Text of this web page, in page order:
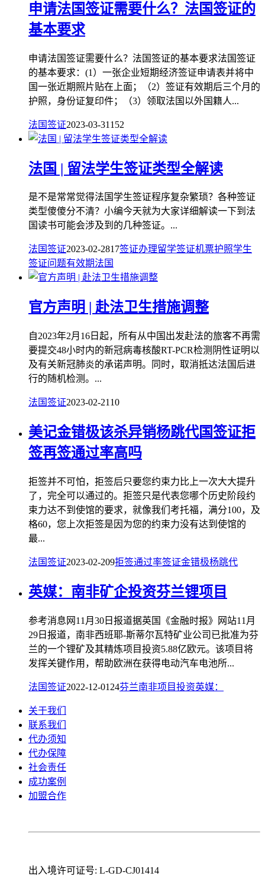
申请法国签证需要什么？法国签证的
基本要求
申请法国签证需要什么？法国签证的基本要求法国签证
的基本要求：(1）一张企业短期经济签证申请表并将中
国一张近期照片贴在上面；（2）签证有效期后三个月的
护照，身份证复印件；（3）领取法国以外国籍人...
法国签证2023-03-31 152
法国 | ​留法学生签证类型全解读
是不是常常觉得法国学生签证程序复杂繁琐？各种签证
类型傻傻分不清？小编今天就为大家详细解读一下到法
国读书可能会涉及到的几种签证。...
法国签证2023-02-2817签证办理留学签证机票护照学生
签证问题有效期法国
官方声明 | 赴法卫生措施调整
自2023年2月16日起，所有从中国出发赴法的旅客不再需
要提交48小时内的新冠病毒核酸RT-PCR检测阴性证明以
及有关新冠肺炎的承诺声明。同时，取消抵达法国后进
行的随机检测。...
法国签证2023-02-21 10
美记金错极该杀异销杨跳代国签证拒
签再签通过率高吗
拒签并不可怕，拒签后只要您约束力比上一次大大提升
了，完全可以通过的。拒签只是代表您哪个历史阶段约
束力达不到使馆的要求，就像我们考托福，满分100，及
格60，您上次拒签是因为您的约束力没有达到使馆的
最...
法国签证2023-02-209拒签通过率签证金错极杨跳代
英媒：南非矿企投资芬兰锂项目
参考消息网11月30日报道据英国《金融时报》网站11月
29日报道，南非西班耶-斯蒂尔瓦特矿业公司已批准为芬
兰的一个锂矿及其精炼项目投资5.88亿欧元。该项目将
发挥关键作用，帮助欧洲在获得电动汽车电池所...
法国签证2022-12-01 24芬兰南非项目投资英媒：
关于我们
联系我们
代办须知
代办保障
社会责任
成功案例
加盟合作
出入境许可证号: L-GD-CJ01414